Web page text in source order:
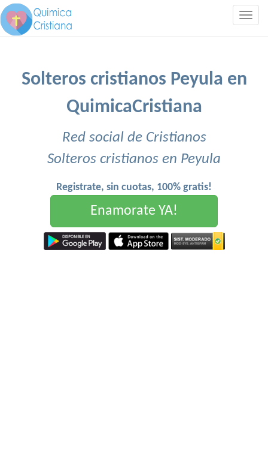
Solteros cristianos Peyula en
QuimicaCristiana
Red social de Cristianos
Solteros cristianos en Peyula
Registrate, sin cuotas, 100% gratis!
Enamorate YA!